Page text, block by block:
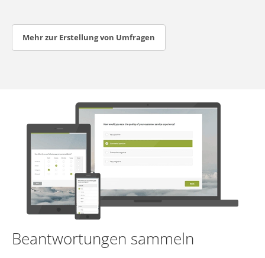
Mehr zur Erstellung von Umfragen
Beantwortungen sammeln